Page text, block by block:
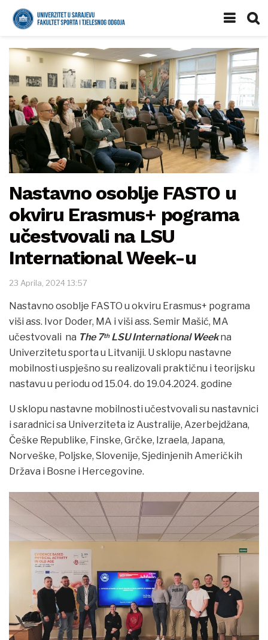
Nastavno osoblje FASTO u
okviru Erasmus+ pograma
učestvovali na LSU
International Week-u
23 Aprila, 2024 13:57
Nastavno osoblje FASTO u okviru Erasmus+ pograma
viši ass. Ivor Doder, MA i viši ass. Semir Mašić, MA
učestvovali na The 7thLSU International Weekna
Univerzitetu sporta u Litvaniji. U sklopu nastavne
mobilnosti uspješno su realizovali praktičnu i teorijsku
nastavu u periodu od 15.04. do 19.04.2024. godine
U sklopu nastavne mobilnosti učestvovali su nastavnici
i saradnici sa Univerziteta iz Australije, Azerbejdžana,
Češke Republike, Finske, Grčke, Izraela, Japana,
Norveške, Poljske, Slovenije, Sjedinjenih Američkih
Država i Bosne i Hercegovine.